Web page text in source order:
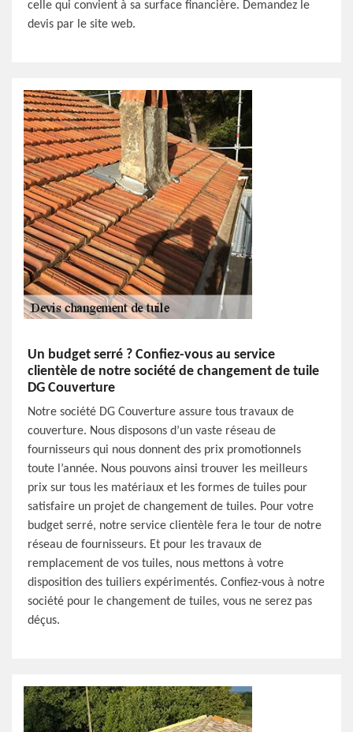
celle qui convient à sa surface financière. Demandez le
devis par le site web.
Un budget serré ? Confiez-vous au service
clientèle de notre société de changement de tuile
DG Couverture
Notre société DG Couverture assure tous travaux de
couverture. Nous disposons d’un vaste réseau de
fournisseurs qui nous donnent des prix promotionnels
toute l’année. Nous pouvons ainsi trouver les meilleurs
prix sur tous les matériaux et les formes de tuiles pour
satisfaire un projet de changement de tuiles. Pour votre
budget serré, notre service clientèle fera le tour de notre
réseau de fournisseurs. Et pour les travaux de
remplacement de vos tuiles, nous mettons à votre
disposition des tuiliers expérimentés. Confiez-vous à notre
société pour le changement de tuiles, vous ne serez pas
déçus.